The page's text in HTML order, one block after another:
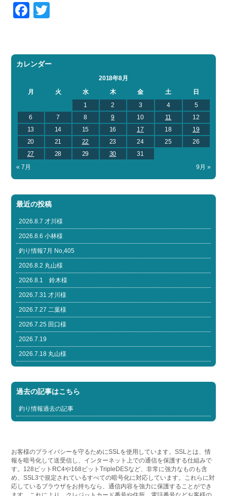
Facebook
カレンダー
2018年8月
月
火 水 木 金 土
日
1
2 3 4
5
6
7 8 9 10 11
12
13
14 15 16 17 18
19
20
21 22 23 24 25
26
27
28 29 30
31
« 7月
9月 »
最近の投稿
2026.8.7 才川様
2026.8.6 小林様
釣り情報7月 No,405
2026.8.2 丸山様
2026.8.1 鈴木様
2026.7.31 才川様
2026.7.27 二葉様
2026.7.25 田口様
2026.7.19
2026.7.18 丸山様
過去の記事はこちら
釣り情報過去の記事
お客様のプライバシーを守るためにSSLを使用しています。SSLとは、情
報を暗号化して送受信し、インターネット上での通信を保護する仕組みで
す。128ビットRC4や168ビットTripleDESなど、非常に強力なものも含
め、SSL3で規定されているすべての暗号化に対応しています。これらに対
応しているブラウザをお持ちなら、通信内容を強力に保護することができ